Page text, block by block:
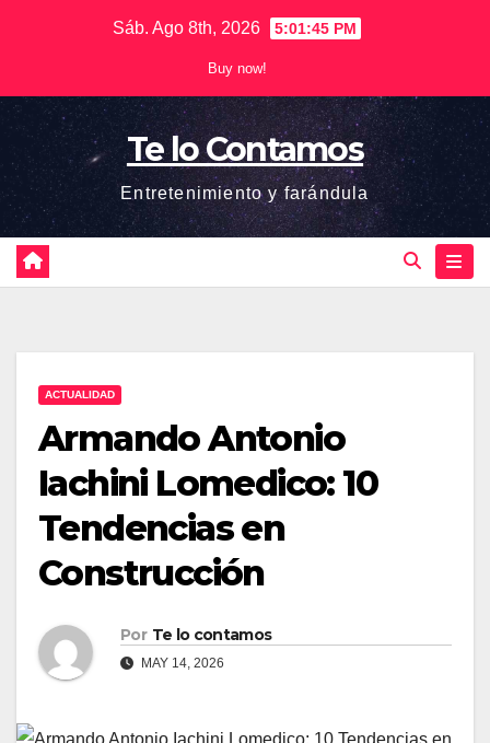
Sáb. Ago 8th, 2026 5:01:46 PM
Buy now!
Te lo Contamos
Entretenimiento y farándula
ACTUALIDAD
Armando Antonio
Iachini Lomedico: 10
Tendencias en
Construcción
Por Te lo contamos
MAY 14, 2026